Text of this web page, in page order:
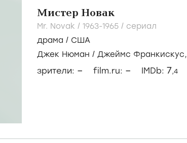
Мистер Новак
Mr. Novak / 1963-1965 / сериал
драма / США
Джек Нюман / Джеймс Франкискус,
зрители: – film.ru: – IMDb: 7,4